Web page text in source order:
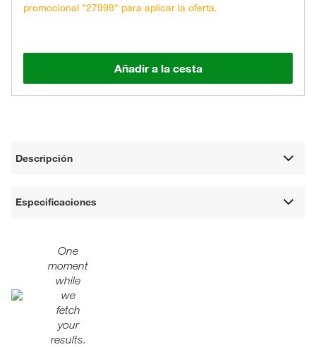
promocional "27999" para aplicar la oferta.
Añadir a la cesta
Descripción
Especificaciones
One
moment
while
we
fetch
your
results.